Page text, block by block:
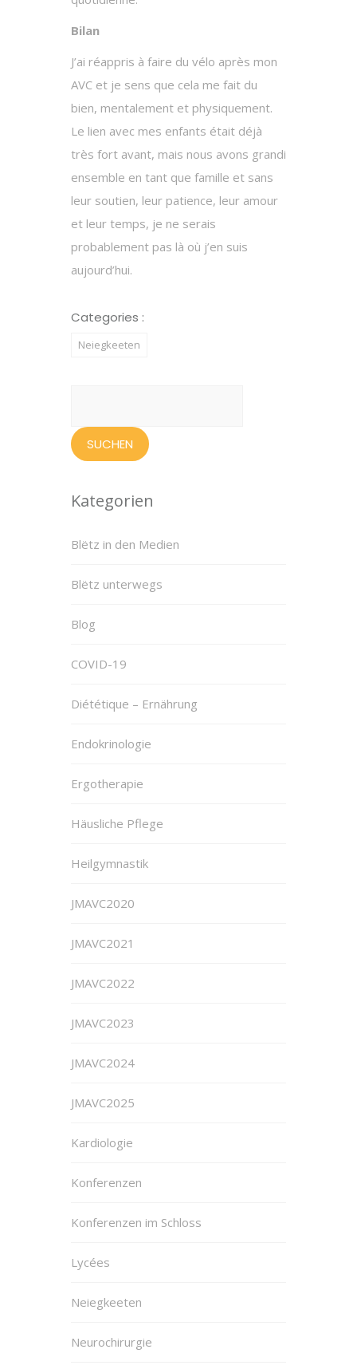
Bilan
J’ai réappris à faire du vélo après mon
AVC et je sens que cela me fait du
bien, mentalement et physiquement.
Le lien avec mes enfants était déjà
très fort avant, mais nous avons grandi
ensemble en tant que famille et sans
leur soutien, leur patience, leur amour
et leur temps, je ne serais
probablement pas là où j’en suis
aujourd’hui.
Categories :
Neiegkeeten
Kategorien
Blëtz in den Medien
Blëtz unterwegs
Blog
COVID-19
Diététique – Ernährung
Endokrinologie
Ergotherapie
Häusliche Pflege
Heilgymnastik
JMAVC2020
JMAVC2021
JMAVC2022
JMAVC2023
JMAVC2024
JMAVC2025
Kardiologie
Konferenzen
Konferenzen im Schloss
Lycées
Neiegkeeten
Neurochirurgie